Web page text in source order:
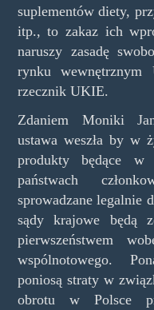
suplementów diety,
itp., to zakaz ich
naruszy zasadę
rynku
rzecznik UKIE.
Zdaniem Moniki
ustawa weszła by w
produkty będące
państwach
sprowadzane legalnie
sądy krajowe będą
pierwszeństwem
wspólnotowego.
poniosą straty w
obrotu w Polsce